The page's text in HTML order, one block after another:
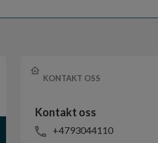
KONTAKT OSS
Kontakt oss
+4793044110